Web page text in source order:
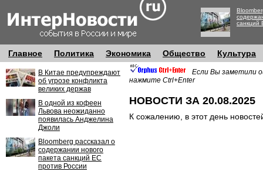
санкций
Главное Политика Экономика Общество Культура
В Китае предупреждают
об угрозе конфликта
великих держав
В одной из кофеен
Львова неожиданно
появилась Анджелина
Джоли
Bloomberg рассказал о
содержании нового
пакета санкций ЕС
против России
Если Вы заметили
нажмите Ctrl+Enter
НОВОСТИ ЗА 20.08.2025
К сожалению, в этот день